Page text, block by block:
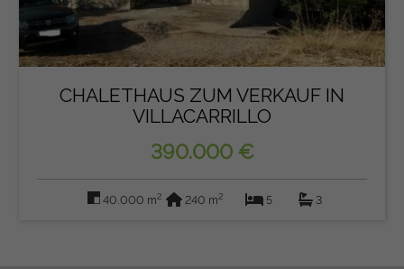
CHALETHAUS ZUM VERKAUF IN
VILLACARRILLO
390.000 €
40.000 m2 240 m2 5 3